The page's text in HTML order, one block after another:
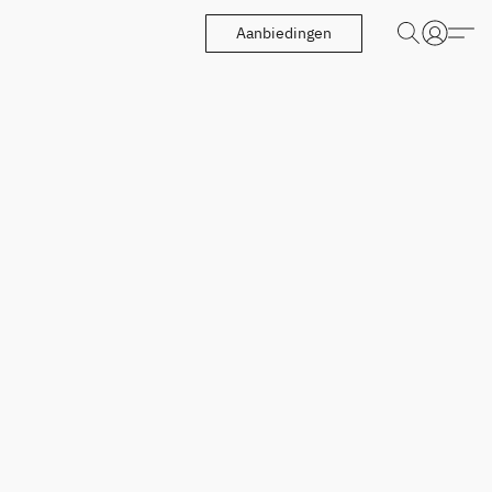
Aanbiedingen